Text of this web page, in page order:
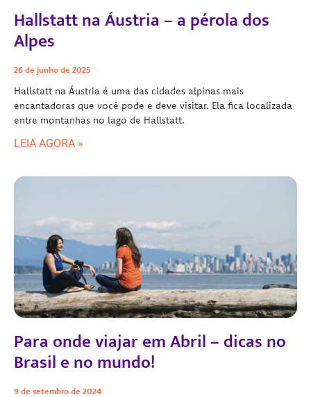
Hallstatt na Áustria – a pérola dos
Alpes
26 de junho de 2025
Hallstatt na Áustria é uma das cidades alpinas mais
encantadoras que você pode e deve visitar. Ela fica localizada
entre montanhas no lago de Hallstatt.
LEIA AGORA »
Para onde viajar em Abril – dicas no
Brasil e no mundo!
9 de setembro de 2024